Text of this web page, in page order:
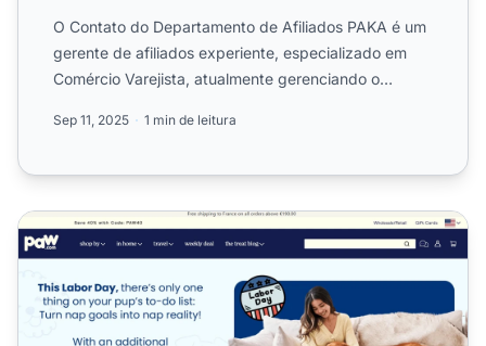
O Contato do Departamento de Afiliados PAKA é um
gerente de afiliados experiente, especializado em
Comércio Varejista, atualmente gerenciando o
Sep 11, 2025 1 min de leitura
Programa de Afiliados Paw.com